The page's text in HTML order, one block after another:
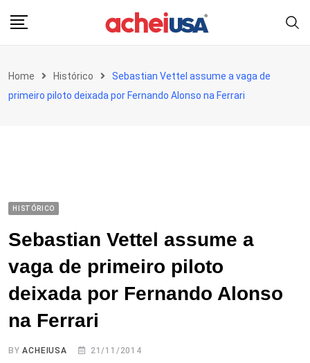
Home Histórico
Sebastian Vettel assume a vaga de
primeiro piloto deixada por Fernando Alonso na Ferrari
HISTÓRICO
Sebastian Vettel assume a
vaga de primeiro piloto
deixada por Fernando Alonso
na Ferrari
BYACHEIUSA 21/11/2014